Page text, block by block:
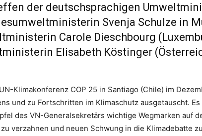
der deutschsprachigen
Svenja Schulze in
Carole Dieschbourg
Elisabeth Köstinger
Klimakonferenz COP 25 in Santiago (Chile) im
und zu Fortschritten im Klimaschutz ausgetauscht.
des VN-Generalsekretärs wichtige Wegmarken auf
verzahnen und neuen Schwung in die Klimadebatte